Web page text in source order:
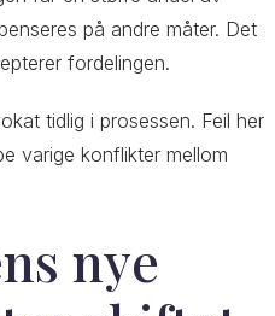
på andre måter. Det
fordelingen.
tidlig i prosessen. Feil her
varige konflikter mellom
nye